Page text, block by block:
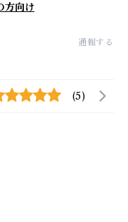
方向け
通報する
(5)